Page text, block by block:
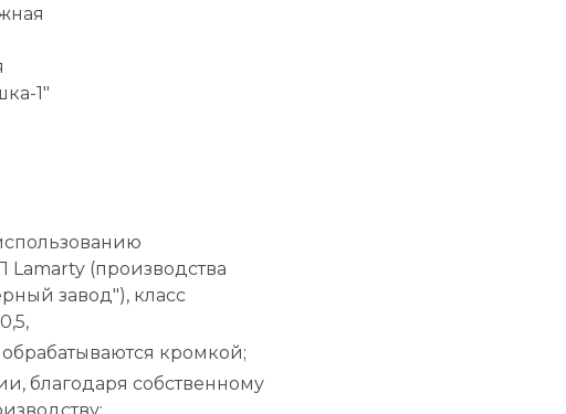
1"
(производства
завод"), класс
обрабатываются кромкой;
благодаря собственному